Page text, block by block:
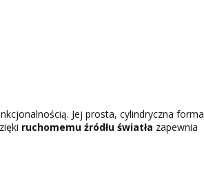
Jej prosta, cylindryczna forma
ruchomemu źródłu światła zapewnia